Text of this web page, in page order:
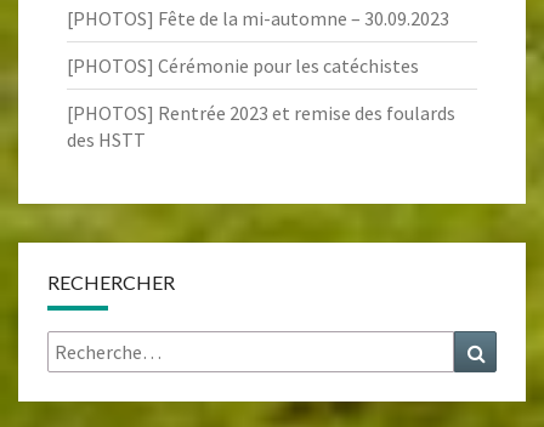
[PHOTOS] Fête de la mi-automne – 30.09.2023
[PHOTOS] Cérémonie pour les catéchistes
[PHOTOS] Rentrée 2023 et remise des foulards
des HSTT
RECHERCHER
Rechercher :